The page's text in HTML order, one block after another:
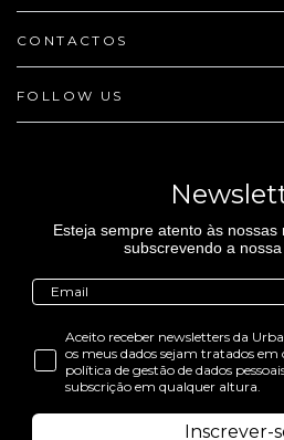
CONTACTOS
FOLLOW US
Esteja sempre atento às
subscrevendo a nossa
Aceito receber newsletters da
os meus dados sejam tratados
política de gestão de dados
subscrição em qualquer altura.
Inscrever-